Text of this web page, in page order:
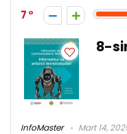
7
8-
InfoMaster Mart 14,